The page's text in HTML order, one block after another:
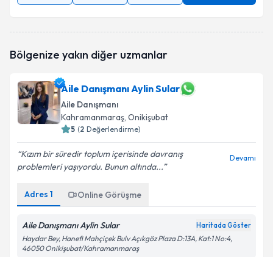
Bölgenize yakın diğer uzmanlar
Aile Danışmanı Aylin Sular
Aile Danışmanı
Kahramanmaraş, Onikişubat
5 (2 Değerlendirme)
Kızım bir süredir toplum içerisinde davranış
problemleri yaşıyordu. Bunun altında...
Devamı
Adres 1 Online Görüşme
Aile Danışmanı Aylin Sular Haritada Göster
Haydar Bey, Hanefi Mahçiçek Bulv Açıkgöz Plaza D:13A, Kat:1 No:4,
46050 Onikişubat/Kahramanmaraş